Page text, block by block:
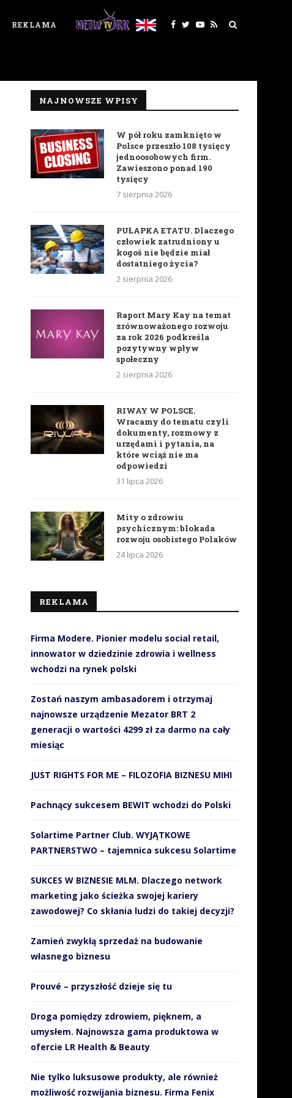
REKLAMA
NAJNOWSZE WPISY
W pół roku zamknięto w
Polsce przeszło 108 tysięcy
jednoosobowych firm.
Zawieszono ponad 190
tysięcy
7 sierpnia 2026
PUŁAPKA ETATU. Dlaczego
człowiek zatrudniony u
kogoś nie będzie miał
dostatniego życia?
2 sierpnia 2026
Raport Mary Kay na temat
zrównoważonego rozwoju
za rok 2026 podkreśla
pozytywny wpływ
społeczny
2 sierpnia 2026
RIWAY W POLSCE.
Wracamy do tematu czyli
dokumenty, rozmowy z
urzędami i pytania, na
które wciąż nie ma
odpowiedzi
31 lipca 2026
Mity o zdrowiu
psychicznym: blokada
rozwoju osobistego Polaków
24 lipca 2026
REKLAMA
Firma Modere. Pionier modelu social retail,
innowator w dziedzinie zdrowia i wellness
wchodzi na rynek polski
Zostań naszym ambasadorem i otrzymaj
najnowsze urządzenie Mezator BRT 2
generacji o wartości 4299 zł za darmo na cały
miesiąc
JUST RIGHTS FOR ME – FILOZOFIA BIZNESU MIHI
Pachnący sukcesem BEWIT wchodzi do Polski
Solartime Partner Club. WYJĄTKOWE
PARTNERSTWO – tajemnica sukcesu Solartime
SUKCES W BIZNESIE MLM. Dlaczego network
marketing jako ścieżka swojej kariery
zawodowej? Co skłania ludzi do takiej decyzji?
Zamień zwykłą sprzedaż na budowanie
własnego biznesu
Prouvé – przyszłość dzieje się tu
Droga pomiędzy zdrowiem, pięknem, a
umysłem. Najnowsza gama produktowa w
ofercie LR Health & Beauty
Nie tylko luksusowe produkty, ale również
możliwość rozwijania biznesu. Firma Fenix